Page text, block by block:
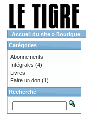
Accueil du site » Boutique
Catégories
Abonnements
Intégrales (4)
Livres
Faire un don (1)
Recherche